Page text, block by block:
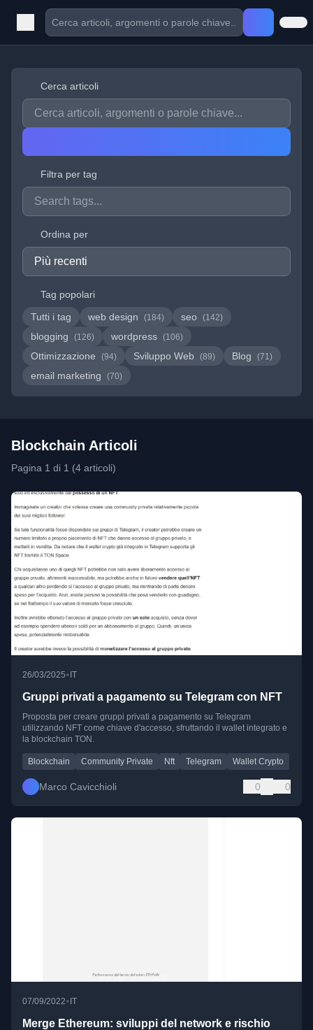
Cerca articoli
Filtra per tag
Ordina per
Tag popolari
Tutti i tag
web design (184) seo (142)
blogging (126) wordpress (106)
Ottimizzazione (94) Sviluppo Web (89) Blog (71)
email marketing (70)
Blockchain Articoli
Pagina 1 di 1 (4 articoli)
26/03/2025• IT
Gruppi privati a pagamento su Telegram con NFT
Proposta per creare gruppi privati a pagamento su Telegram
utilizzando NFT come chiave d'accesso, sfruttando il wallet integrato e
la blockchain TON.
Blockchain Community Private Nft Telegram Wallet Crypto
Marco Cavicchioli 0 0
07/09/2022•IT
Merge Ethereum: sviluppi del network e rischio